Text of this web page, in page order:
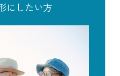
にしたい方